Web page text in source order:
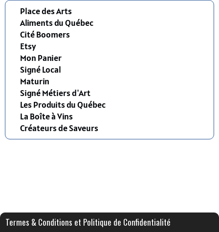
Place des Arts
Aliments du Québec
Cité Boomers
Etsy
Mon Panier
Signé Local
Maturin
Signé Métiers d'Art
Les Produits du Québec
La Boîte à Vins
Créateurs de Saveurs
Termes & Conditions et Politique de Confidentialité